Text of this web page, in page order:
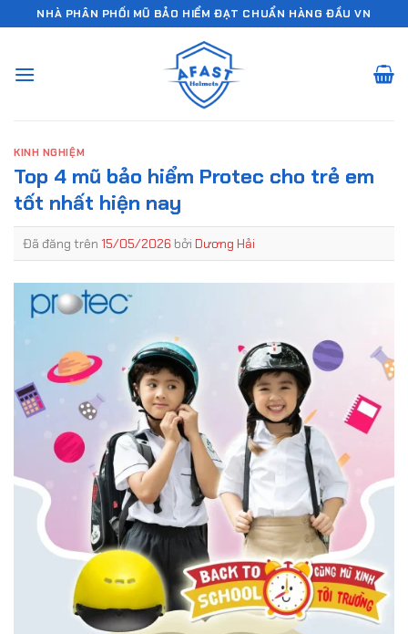
Chuyển
đến
dung
NHÀ PHÂN PHỐI MŨ BẢO HIỂM ĐẠT CHUẨN HÀNG ĐẦU VN
KINH NGHIỆM
Top 4 mũ bảo hiểm Protec cho trẻ em
tốt nhất hiện nay
Đã đăng trên 15/05/2026 bởi Dương Hải